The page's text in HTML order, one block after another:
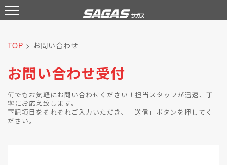
TOP > お問い合わせ
お問い合わせ受付
何でもお気軽にお問い合わせください！担当スタッフが迅速、丁
寧にお応え致します。
下記項目をそれぞれご入力いただき、「送信」ボタンを押してく
ださい。